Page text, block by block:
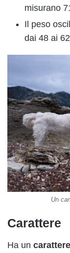
misurano
Il peso
dai 48 ai
Un
Carattere
Ha un